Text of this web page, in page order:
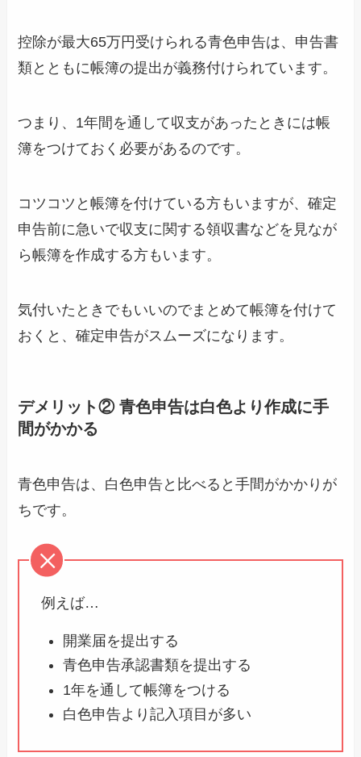
控除が最大65万円受けられる青色申告は、申告書
類とともに帳簿の提出が義務付けられています。
つまり、1年間を通して収支があったときには帳
簿をつけておく必要があるのです。
コツコツと帳簿を付けている方もいますが、確定
申告前に急いで収支に関する領収書などを見なが
ら帳簿を作成する方もいます。
気付いたときでもいいのでまとめて帳簿を付けて
おくと、確定申告がスムーズになります。
デメリット② 青色申告は白色より作成に手
間がかかる
青色申告は、白色申告と比べると手間がかかりが
ちです。
例えば…
開業届を提出する
青色申告承認書類を提出する
1年を通して帳簿をつける
白色申告より記入項目が多い